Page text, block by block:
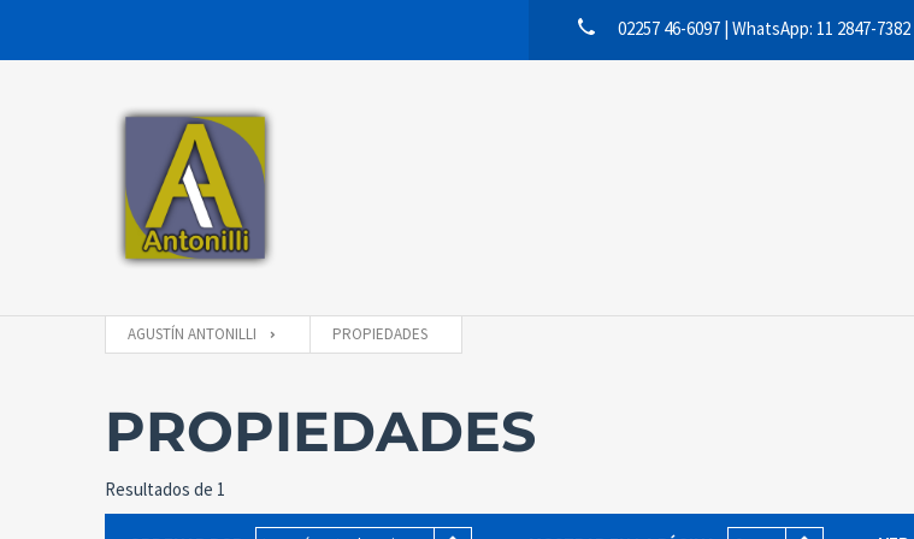
02257 46-6097 | WhatsApp: 11 2847-7382
AGUSTÍN ANTONILLI PROPIEDADES
PROPIEDADES
Resultados de 1